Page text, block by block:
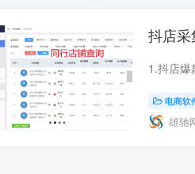
抖店
电商软
雄驰